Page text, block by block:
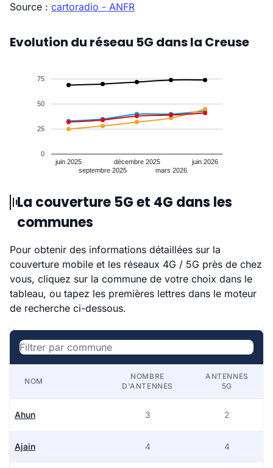
Source : cartoradio - ANFR
Evolution du réseau 5G dans la Creuse
juin 2025
septembre 2025
décembre 2025
mars 2026
juin 2026
0
25
50
75
La couverture 5G et 4G dans les
communes
Pour obtenir des informations détaillées sur la
couverture mobile et les réseaux 4G / 5G près de chez
vous, cliquez sur la commune de votre choix dans le
tableau, ou tapez les premières lettres dans le moteur
de recherche ci-dessous.
NOM
NOMBRE
D'ANTENNES
ANTENNES
5G
Ahun 3 2
Ajain 4 4